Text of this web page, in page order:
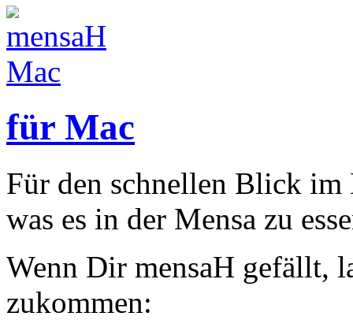
für Mac
Für den schnellen Blick im
was es in der Mensa zu
Wenn Dir mensaH gefällt,
zukommen: